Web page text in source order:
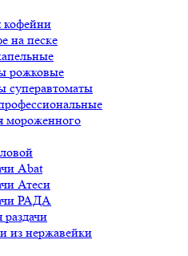
кофейни
на песке
рожковые
мороженного
Abat
Атеси
РАДА
из нержавейки